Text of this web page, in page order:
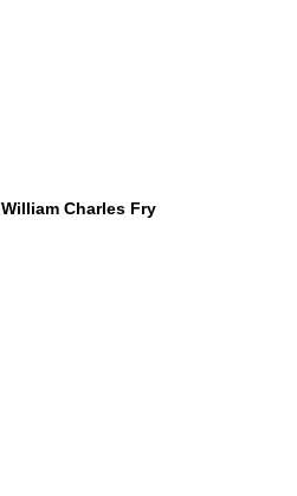
William Charles Fry